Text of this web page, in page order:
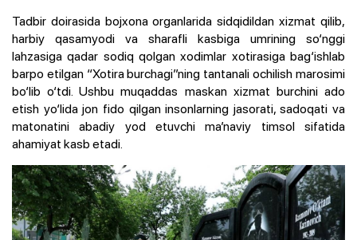
Tadbir doirasida bojxona organlarida sidqidildan xizmat qilib,
harbiy qasamyodi va sharafli kasbiga umrining so‘nggi
lahzasiga qadar sodiq qolgan xodimlar xotirasiga bag‘ishlab
barpo etilgan “Xotira burchagi”ning tantanali ochilish marosimi
bo‘lib o‘tdi. Ushbu muqaddas maskan xizmat burchini ado
etish yo‘lida jon fido qilgan insonlarning jasorati, sadoqati va
matonatini abadiy yod etuvchi ma’naviy timsol sifatida
ahamiyat kasb etadi.